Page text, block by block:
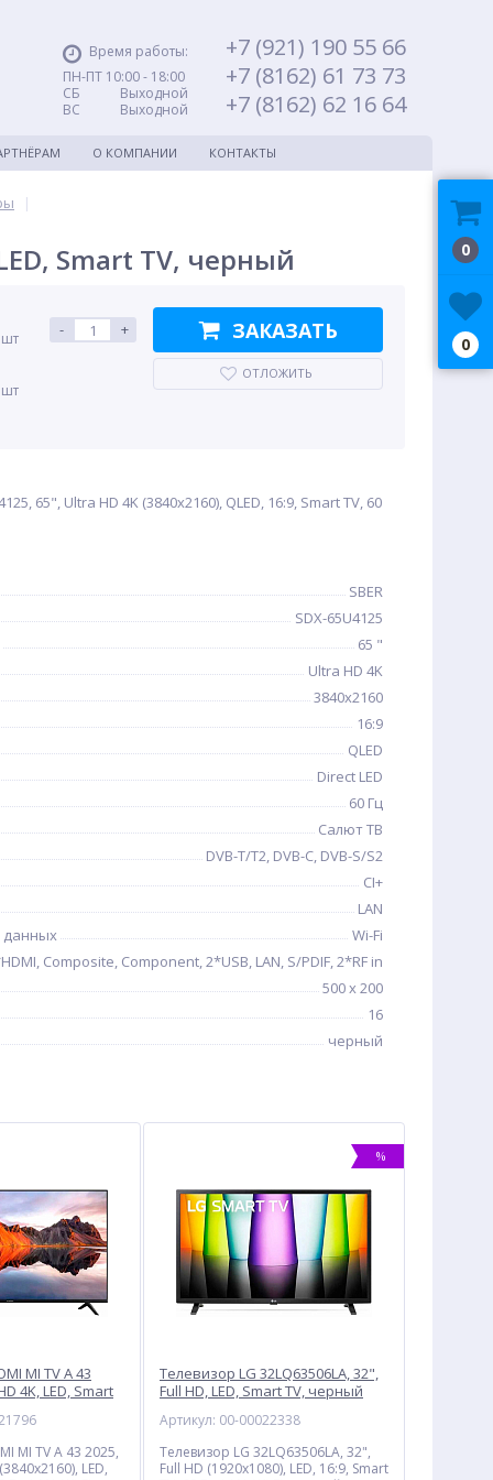
Время работы:
ПН-ПТ 10:00 - 18:00
СБ Выходной
ВС Выходной
+7 (921) 190 55 66
+7 (8162) 61 73 73
+7 (8162) 62 16 64
О КОМПАНИИ КОНТАКТЫ
|
Smart TV, черный
шт
шт
- + ЗАКАЗАТЬ
ОТЛОЖИТЬ
65", Ultra HD 4K (3840x2160), QLED, 16:9, Smart TV, 60
SBER
SDX-65U4125
65 "
Ultra HD 4K
3840x2160
16:9
QLED
Direct LED
60 Гц
Салют ТВ
DVB-T/T2, DVB-C, DVB-S/S2
CI+
LAN
данных
Wi-Fi
Composite, Component, 2*USB, LAN, S/PDIF, 2*RF in
500 x 200
16
черный
MI TV A 43
4K, LED, Smart
MI TV A 43 2025,
LED,
%
Телевизор LG 32LQ63506LA, 32",
Full HD, LED, Smart TV, черный
Артикул: 00-00022338
Телевизор LG 32LQ63506LA, 32",
Full HD (1920x1080), LED, 16:9, Smart
0
0